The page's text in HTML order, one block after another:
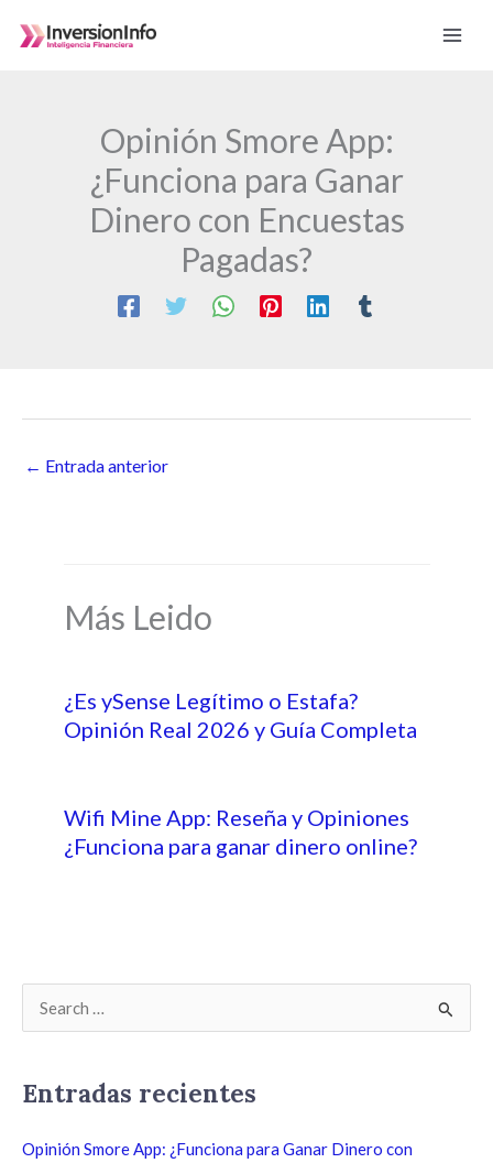
Opinión Smore App:
¿Funciona para Ganar
Dinero con Encuestas
Pagadas?
← Entrada anterior
Más Leido
¿Es ySense Legítimo o Estafa?
Opinión Real 2026 y Guía Completa
Wifi Mine App: Reseña y Opiniones
¿Funciona para ganar dinero online?
a
Entradas recientes
Opinión Smore App: ¿Funciona para Ganar Dinero con